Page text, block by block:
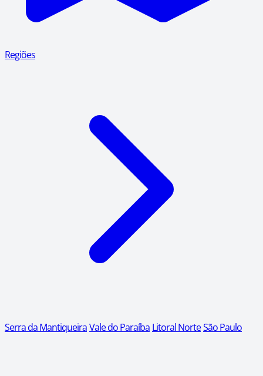
Regiões
Serra da MantiqueiraVale do Paraíba Litoral NorteSão Paulo